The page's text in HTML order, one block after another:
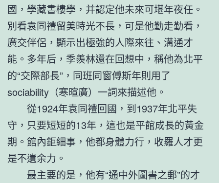
國，學藏書樓學，并認定他未來可堪年夜任。
別看袁同禮留美時光不長，可是他勤走勤看，
廣交伴侶，顯示出極強的人際來往、溝通才
能。多年后，季羨林還在回想中，稱他為北平
的“交際部長”，同班同窗傅斯年則用了
sociability（寒暄廣）一詞來描述他。
從1924年袁同禮回國，到1937年北平失
守，只要短短的13年，這也是平館成長的黃金
期。館內鉅細事，他都身體力行，收羅人才更
是不遺余力。
最主要的是，他有“通中外圖書之郵”的才